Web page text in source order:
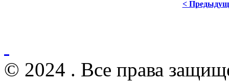
<
© 2024 . Все права